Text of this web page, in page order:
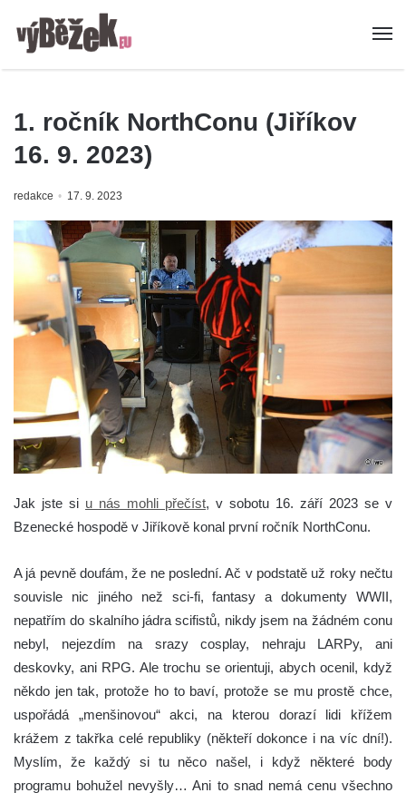
1. ročník NorthConu (Jiříkov
16. 9. 2023)
redakce 17. 9. 2023
Jak jste si u nás mohli přečíst, v sobotu 16. září 2023 se v
Bzenecké hospodě v Jiříkově konal první ročník NorthConu.
A já pevně doufám, že ne poslední. Ač v podstatě už roky nečtu
souvisle nic jiného než sci-fi, fantasy a dokumenty WWII,
nepatřím do skalního jádra scifistů, nikdy jsem na žádném conu
nebyl, nejezdím na srazy cosplay, nehraju LARPy, ani
deskovky, ani RPG. Ale trochu se orientuji, abych ocenil, když
někdo jen tak, protože ho to baví, protože se mu prostě chce,
uspořádá „menšinovou“ akci, na kterou dorazí lidi křížem
krážem z takřka celé republiky (někteří dokonce i na víc dní!).
Myslím, že každý si tu něco našel, i když některé body
programu bohužel nevyšly… Ani to snad nemá cenu všechno